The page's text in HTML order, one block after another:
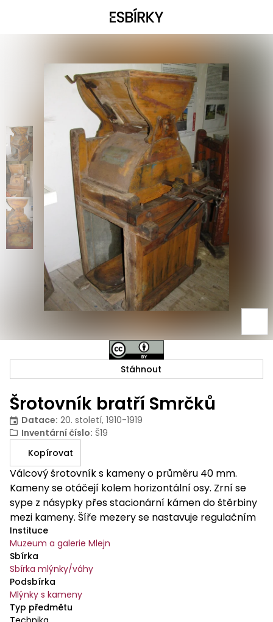
Šrotovník bratří Smrčků
Datace: 20. století, 1910-1919
Inventární číslo: Š19
Kopírovat
Válcový šrotovník s kameny o průměru 40 mm.
Kameny se otáčejí kolem horizontální osy. Zrní se
sype z násypky přes stacionární kámen do štěrbiny
mezi kameny. Šíře mezery se nastavuje regulačním
šroubem. Šrot padá pod kameny do nádoby.
Kapotáž šrotovníku celodřevěná.
Instituce
Muzeum a galerie Mlejn
Sbírka
Sbírka mlýnky/váhy
Podsbírka
Mlýnky s kameny
Typ předmětu
Stáhnout